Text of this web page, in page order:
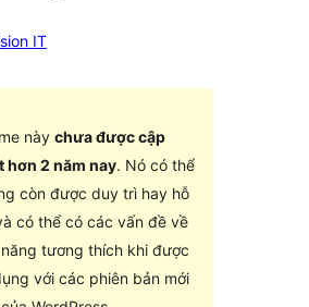
IT
này chưa được cập
hơn 2 năm nay. Nó có thể
còn được duy trì hay hỗ
có thể có các vấn đề về
tương thích khi được
với các phiên bản mới